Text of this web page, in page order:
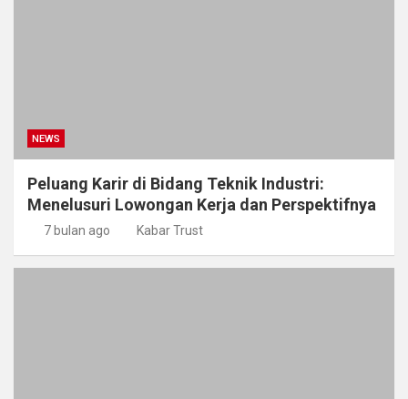
NEWS
Peluang Karir di Bidang Teknik Industri:
Menelusuri Lowongan Kerja dan Perspektifnya
7 bulan ago Kabar Trust